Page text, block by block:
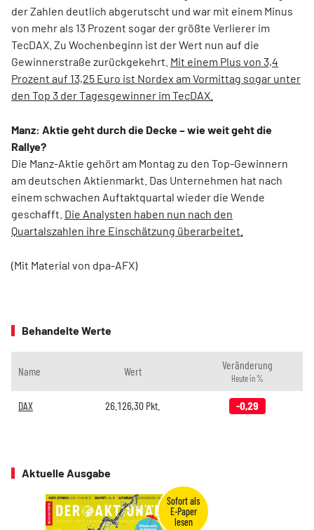
der Zahlen deutlich abgerutscht und war mit einem Minus
von mehr als 13 Prozent sogar der größte Verlierer im
TecDAX. Zu Wochenbeginn ist der Wert nun auf die
Gewinnerstraße zurückgekehrt. Mit einem Plus von 3,4
Prozent auf 13,25 Euro ist Nordex am Vormittag sogar unter
den Top 3 der Tagesgewinner im TecDAX.
Manz: Aktie geht durch die Decke – wie weit geht die
Rallye?
Die Manz-Aktie gehört am Montag zu den Top-Gewinnern
am deutschen Aktienmarkt. Das Unternehmen hat nach
einem schwachen Auftaktquartal wieder die Wende
geschafft. Die Analysten haben nun nach den
Quartalszahlen ihre Einschätzung überarbeitet.
(Mit Material von dpa-AFX)
Behandelte Werte
Name Wert Veränderung
Heute in %
DAX 26.126,30 Pkt. -0,29
Aktuelle Ausgabe